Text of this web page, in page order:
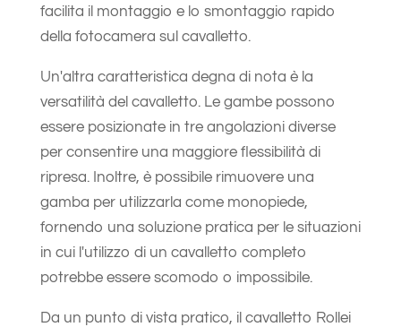
facilita il montaggio e lo smontaggio rapido
della fotocamera sul cavalletto.
Un'altra caratteristica degna di nota è la
versatilità del cavalletto. Le gambe possono
essere posizionate in tre angolazioni diverse
per consentire una maggiore flessibilità di
ripresa. Inoltre, è possibile rimuovere una
gamba per utilizzarla come monopiede,
fornendo una soluzione pratica per le situazioni
in cui l'utilizzo di un cavalletto completo
potrebbe essere scomodo o impossibile.
Da un punto di vista pratico, il cavalletto Rollei